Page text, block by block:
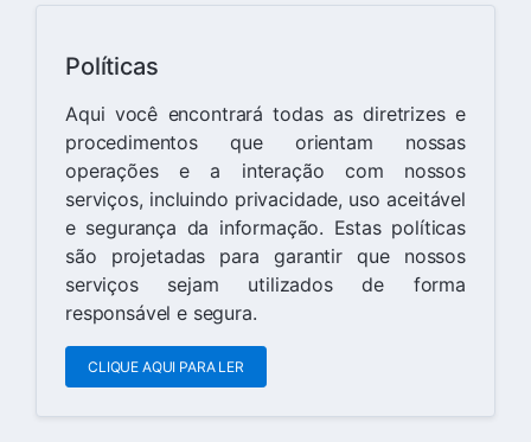
Políticas
Aqui você encontrará todas as diretrizes e
procedimentos que orientam nossas
operações e a interação com nossos
serviços, incluindo privacidade, uso aceitável
e segurança da informação. Estas políticas
são projetadas para garantir que nossos
serviços sejam utilizados de forma
responsável e segura.
CLIQUE AQUI PARA LER